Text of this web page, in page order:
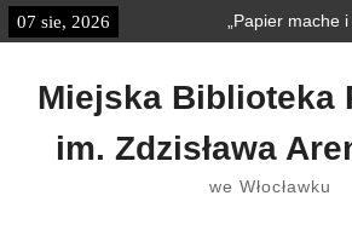
treści
Skip
to
07 sie, 2026
„Papier mache
Miejska Biblioteka
im. Zdzisława
we Włocławku